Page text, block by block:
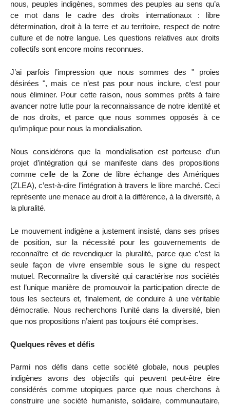
nous, peuples indigènes, sommes des peuples au sens qu’a
ce mot dans le cadre des droits internationaux : libre
détermination, droit à la terre et au territoire, respect de notre
culture et de notre langue. Les questions relatives aux droits
collectifs sont encore moins reconnues.
J’ai parfois l’impression que nous sommes des " proies
désirées ", mais ce n’est pas pour nous inclure, c’est pour
nous éliminer. Pour cette raison, nous sommes prêts à faire
avancer notre lutte pour la reconnaissance de notre identité et
de nos droits, et parce que nous sommes opposés à ce
qu’implique pour nous la mondialisation.
Nous considérons que la mondialisation est porteuse d’un
projet d’intégration qui se manifeste dans des propositions
comme celle de la Zone de libre échange des Amériques
(ZLEA), c’est-à-dire l’intégration à travers le libre marché. Ceci
représente une menace au droit à la différence, à la diversité, à
la pluralité.
Le mouvement indigène a justement insisté, dans ses prises
de position, sur la nécessité pour les gouvernements de
reconnaître et de revendiquer la pluralité, parce que c’est la
seule façon de vivre ensemble sous le signe du respect
mutuel. Reconnaître la diversité qui caractérise nos sociétés
est l’unique manière de promouvoir la participation directe de
tous les secteurs et, finalement, de conduire à une véritable
démocratie. Nous recherchons l’unité dans la diversité, bien
que nos propositions n’aient pas toujours été comprises.
Quelques rêves et défis
Parmi nos défis dans cette société globale, nous peuples
indigènes avons des objectifs qui peuvent peut-être être
considérés comme utopiques parce que nous cherchons à
construire une société humaniste, solidaire, communautaire,